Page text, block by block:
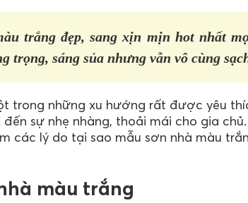
trắng đẹp, sang xịn mịn hot nhất
trọng, sáng sủa nhưng vẫn vô cùng
trong những xu hướng rất được yêu
sự nhẹ nhàng, thoải mái cho gia
các lý do tại sao mẫu sơn nhà màu
màu trắng